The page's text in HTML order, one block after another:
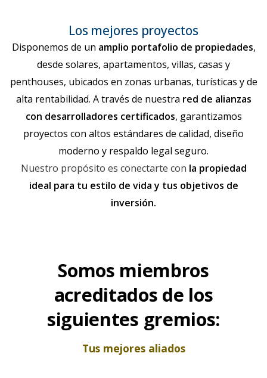
Los mejores proyectos
Disponemos de un amplio portafolio de propiedades,
desde solares, apartamentos, villas, casas y
penthouses, ubicados en zonas urbanas, turísticas y de
alta rentabilidad. A través de nuestra red de alianzas
con desarrolladores certificados, garantizamos
proyectos con altos estándares de calidad, diseño
moderno y respaldo legal seguro.
Nuestro propósito es conectarte con la propiedad
ideal para tu estilo de vida y tus objetivos de
inversión.
Somos miembros
acreditados de los
siguientes gremios:
Tus mejores aliados